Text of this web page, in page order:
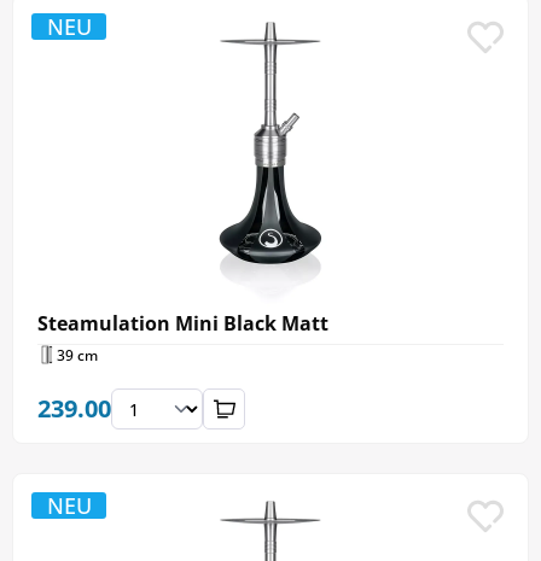
Steamulation Mini Black Matt
39 cm
239.00
NEU
NEU